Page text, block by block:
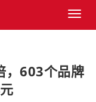
Toggle
，603个品牌